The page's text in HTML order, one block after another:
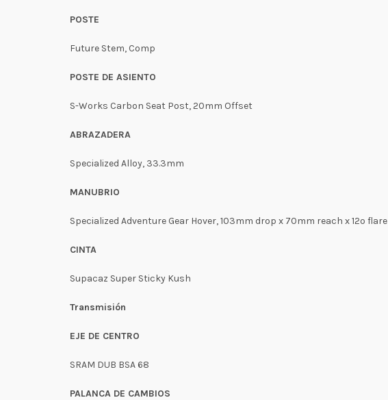
POSTE
Future Stem, Comp
POSTE DE ASIENTO
S-Works Carbon Seat Post, 20mm Offset
ABRAZADERA
Specialized Alloy, 33.3mm
MANUBRIO
Specialized Adventure Gear Hover, 103mm drop x 70mm reach x 12º flare
CINTA
Supacaz Super Sticky Kush
Transmisión
EJE DE CENTRO
SRAM DUB BSA 68
PALANCA DE CAMBIOS